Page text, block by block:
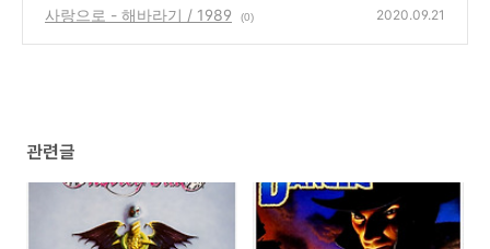
사랑으로 - 해바라기 / 1989 (0) 2020.09.21
관련글